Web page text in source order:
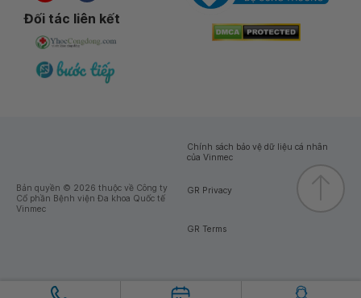
Đối tác liên kết
Bản quyền © 2026 thuộc về Công ty
Cổ phần Bệnh viện Đa khoa Quốc tế
Vinmec
Chính sách bảo vệ dữ liệu cá nhân
của Vinmec
GR Privacy
GR Terms